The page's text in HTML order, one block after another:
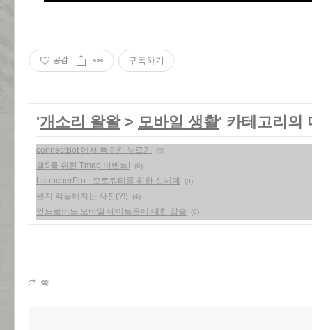
공감 구독하기
'개소리 왈왈> 모바일 생활' 카테고리의
connectBot 에서 특수키 누르기 (0)
갤S를 위한 Tmap 이벤트! (6)
LauncherPro - 모토쿼티를 위한 신세계 (0)
웬지 억울해지는 사진(?!) (4)
안드로이드 모바일 네이트온에 대한 잡솔 (0)